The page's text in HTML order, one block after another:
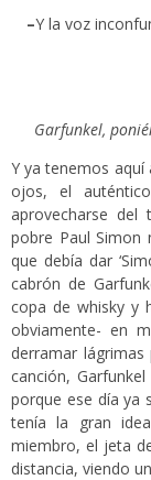
–Y la voz
Garfunkel,
Y ya tenemos
ojos, el
aprovecharse
pobre Paul
que debía dar
cabrón de
copa de whisky y
obviamente- en
derramar
canción,
porque ese día ya
tenía la gran
miembro, el jeta
distancia, viendo